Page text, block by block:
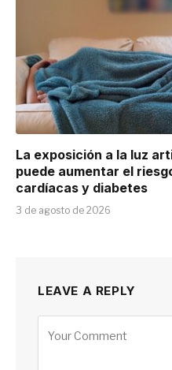
La exposición a la luz
puede aumentar el
cardíacas y diabetes
3 de agosto de 2026
LEAVE A REPLY